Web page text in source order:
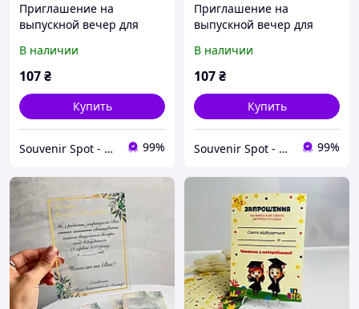
Приглашение на
выпускной вечер для
акриловая
пригласительная
В наличии
107₴
Купить
Souvenir Spot - Оригинальные сувенирные изделия 99%
Приглашение на
выпускной вечер для
акриловая
пригласительная
В наличии
107₴
Купить
Souvenir Spot - Оригинальные сувенирные изделия 99%